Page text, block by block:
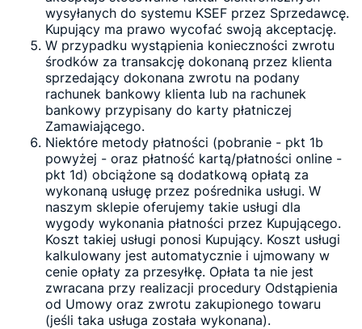
wysyłanych do systemu KSEF przez Sprzedawcę.
Kupujący ma prawo wycofać swoją akceptację.
W przypadku wystąpienia konieczności zwrotu
środków za transakcję dokonaną przez klienta
sprzedający dokonana zwrotu na podany
rachunek bankowy klienta lub na rachunek
bankowy przypisany do karty płatniczej
Zamawiającego.
Niektóre metody płatności (pobranie - pkt 1b
powyżej - oraz płatność kartą/płatności online -
pkt 1d) obciążone są dodatkową opłatą za
wykonaną usługę przez pośrednika usługi. W
naszym sklepie oferujemy takie usługi dla
wygody wykonania płatności przez Kupującego.
Koszt takiej usługi ponosi Kupujący. Koszt usługi
kalkulowany jest automatycznie i ujmowany w
cenie opłaty za przesyłkę. Opłata ta nie jest
zwracana przy realizacji procedury Odstąpienia
od Umowy oraz zwrotu zakupionego towaru
(jeśli taka usługa została wykonana).